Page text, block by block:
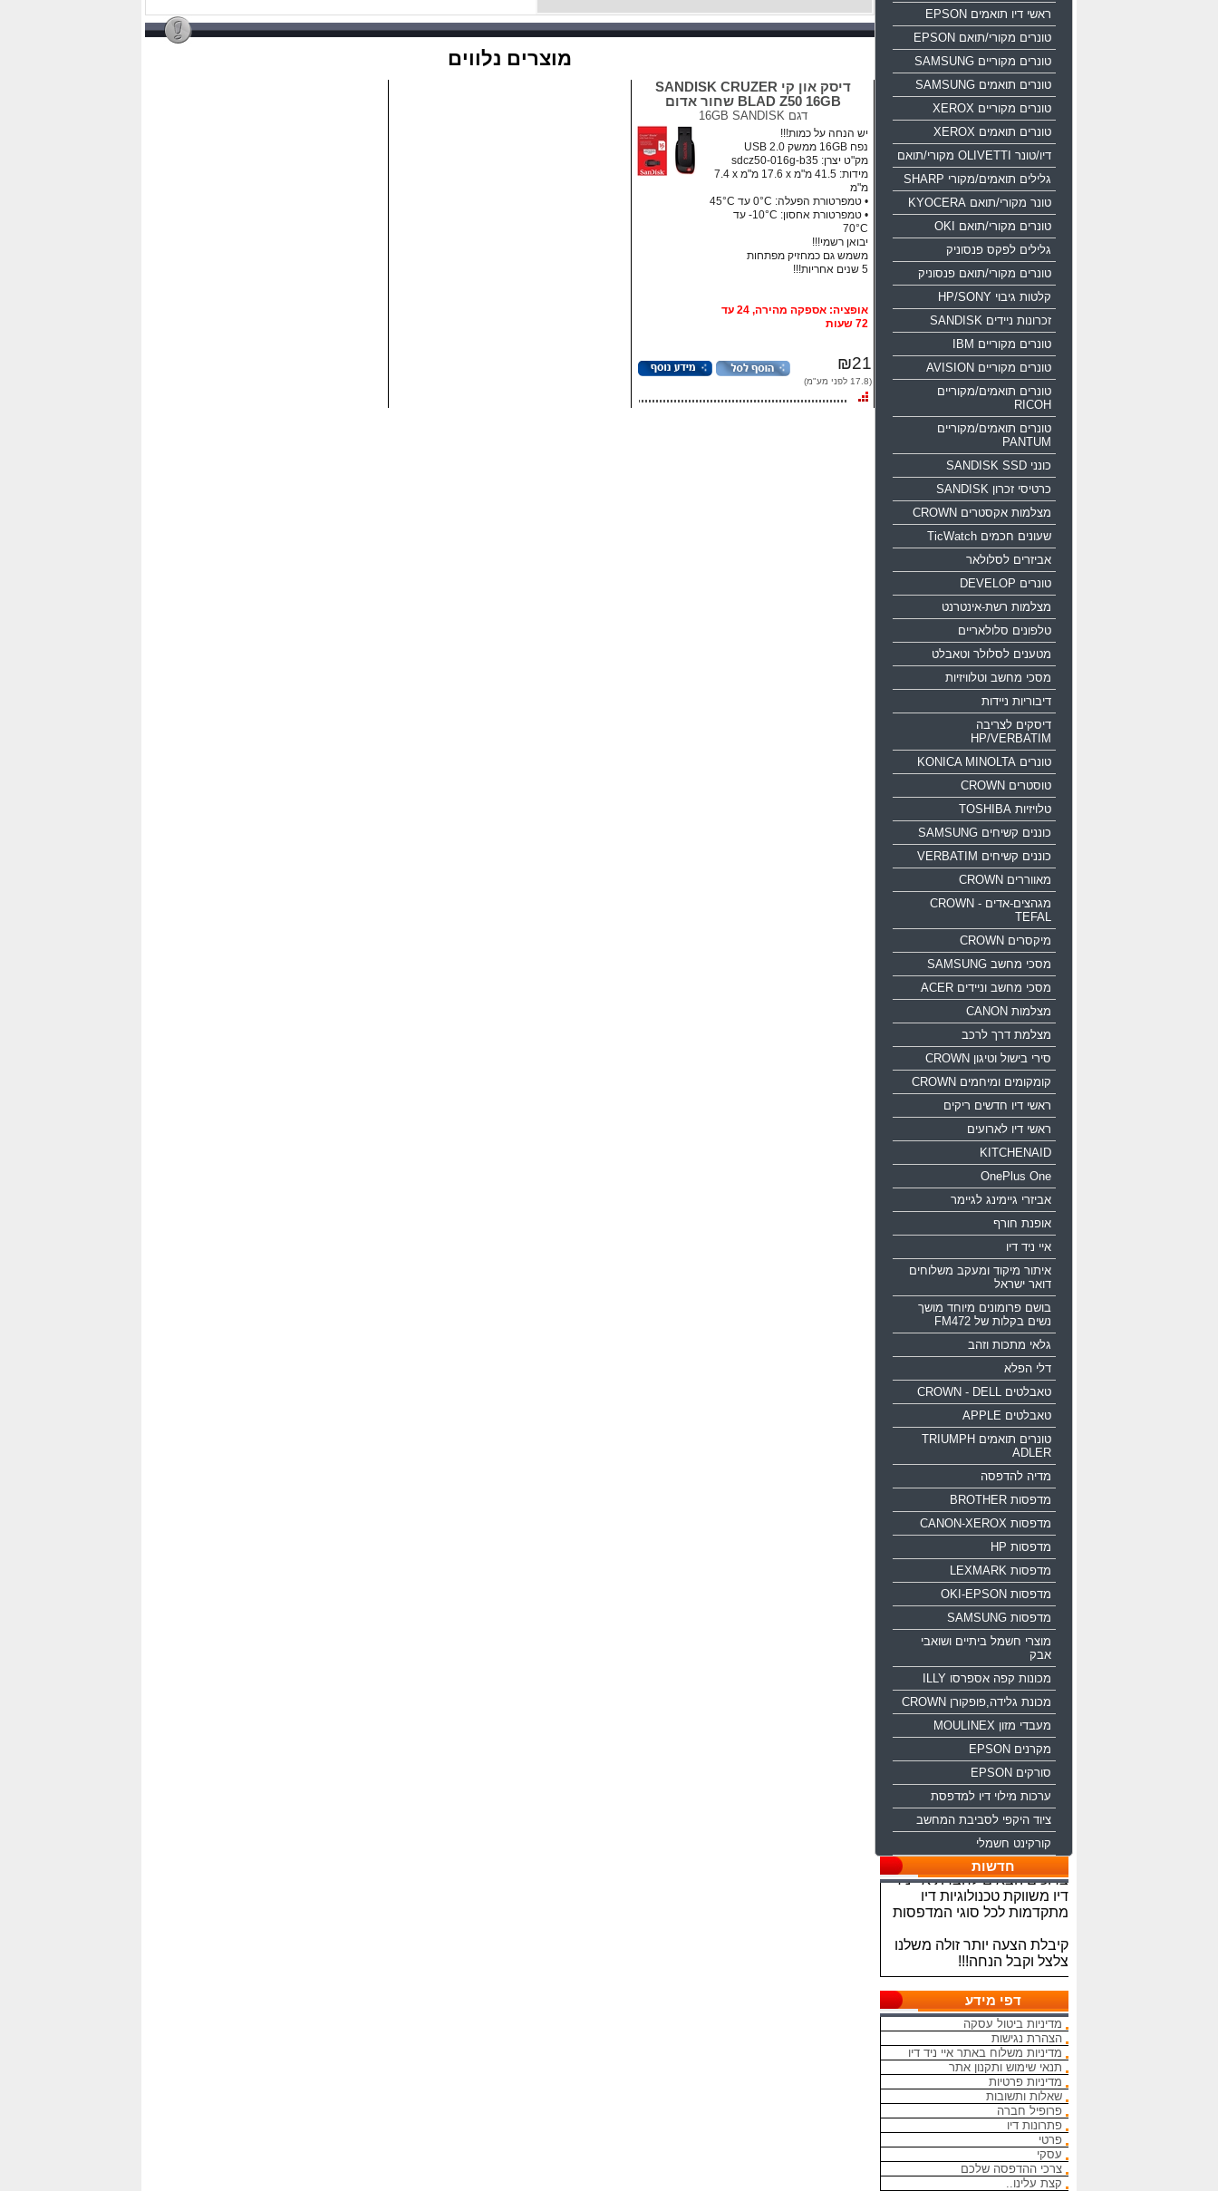
מוצרים נלווים
דיסק און קי SANDISK CRUZER
BLAD Z50 16GB שחור אדום
דגם16GB SANDISK
יש הנחה על כמות!!!
נפח 16GB ממשק USB 2.0
מק"ט יצרן: sdcz50-016g-b35
מידות: ‏41.5 מ"מ x ‏17.6 מ"מ x ‏7.4
מ"מ
• טמפרטורת הפעלה: ‏0°C עד 45°C
• טמפרטורת אחסון:‏ 10°C- עד
70°C
יבואן רשמי!!!
משמש גם כמחזיק מפתחות
5 שנים אחריות!!!
אופציה: אספקה מהירה, 24 עד
72 שעות
₪21
(17.8 לפני מע"מ)
ראשי דיו תואמים EPSON
טונרים מקורי/תואם EPSON
טונרים מקוריים SAMSUNG
טונרים תואמים SAMSUNG
טונרים מקוריים XEROX
טונרים תואמים XEROX
דיו/טונר OLIVETTI מקורי/תואם
גלילים תואמים/מקורי SHARP
טונר מקורי/תואם KYOCERA
טונרים מקורי/תואם OKI
גלילים לפקס פנסוניק
טונרים מקורי/תואם פנסוניק
קלטות גיבוי HP/SONY
זכרונות ניידים SANDISK
טונרים מקוריים IBM
טונרים מקוריים AVISION
טונרים תואמים/מקוריים
RICOH
טונרים תואמים/מקוריים
PANTUM
כונני SANDISK SSD
כרטיסי זכרון SANDISK
מצלמות אקסטרים CROWN
שעונים חכמים TicWatch
אביזרים לסלולאר
טונרים DEVELOP
מצלמות רשת-אינטרנט
טלפונים סלולאריים
מטענים לסלולר וטאבלט
מסכי מחשב וטלוויזיות
דיבוריות ניידות
דיסקים לצריבה
HP/VERBATIM
טונרים KONICA MINOLTA
טוסטרים CROWN
טלויזיות TOSHIBA
כוננים קשיחים SAMSUNG
כוננים קשיחים VERBATIM
מאווררים CROWN
מגהצים-אדים CROWN -
TEFAL
מיקסרים CROWN
מסכי מחשב SAMSUNG
מסכי מחשב וניידים ACER
מצלמות CANON
מצלמת דרך לרכב
סירי בישול וטיגון CROWN
קומקומים ומיחמים CROWN
ראשי דיו חדשים ריקים
ראשי דיו לארועים
KITCHENAID
OnePlus One
אביזרי גיימינג לגיימר
אופנת חורף
איי ניד דיו
איתור מיקוד ומעקב משלוחים
דואר ישראל
בושם פרומונים מיוחד מושך
נשים בקלות של FM472
גלאי מתכות וזהב
דלי הפלא
טאבלטים CROWN - DELL
טאבלטים APPLE
טונרים תואמים TRIUMPH
ADLER
מדיה להדפסה
מדפסות BROTHER
מדפסות CANON-XEROX
מדפסות HP
מדפסות LEXMARK
מדפסות OKI-EPSON
מדפסות SAMSUNG
מוצרי חשמל ביתיים ושואבי
אבק
מכונות קפה אספרסו ILLY
מכונת גלידה,פופקורן CROWN
מעבדי מזון MOULINEX
מקרנים EPSON
סורקים EPSON
ערכות מילוי דיו למדפסת
ציוד היקפי לסביבת המחשב
קורקינט חשמלי
חדשות
ברוכים הבאים לחברת איי ניד
דיו משווקת טכנולוגיות דיו
מתקדמות לכל סוגי המדפסות
צלצל וקבל הנחה!!!
מתחייבים להיות הכי זולים
בארץ בראשי הדיו והטונרים
התואמים, יש אפשרות למשלוח
מהיום להיום
המחירים באתר אינם סופיים,יש
הנחה על קניה כמותית פרטים
במרכז ההזמנות
מאמינים אך ורק ביחס אישי
הוגן ובהקשבה
ללקוחות.בזכותכם הצלחתנו
דפי מידע
מדיניות ביטול עסקה
הצהרת נגישות
מדיניות משלוח באתר איי ניד דיו
תנאי שימוש ותקנון אתר
מדיניות פרטיות
שאלות ותשובות
פרופיל חברה
פתרונות דיו
פרטי
עסקי
צרכי ההדפסה שלכם
קצת עלינו..